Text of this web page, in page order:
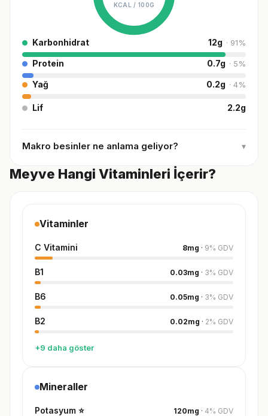
KCAL / 100G
Karbonhidrat 12g · 91%
Protein 0.7g · 5%
Yağ 0.2g · 4%
Lif 2.2g
Makro besinler ne anlama geliyor? ▾
Meyve Hangi Vitaminleri İçerir?
Vitaminler
C Vitamini 8mg · 9% GDV
B1 0.03mg · 3% GDV
B6 0.05mg · 3% GDV
B2 0.02mg · 2% GDV
+9 daha göster
Mineraller
Potasyum ⭐ 120mg · 4% GDV